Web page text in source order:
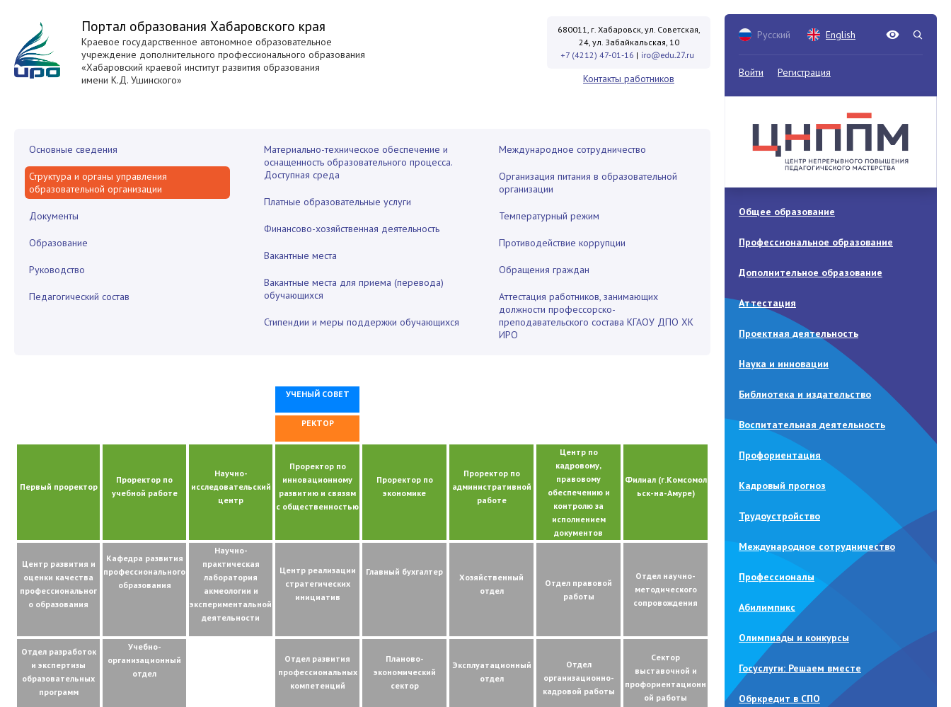
Русский English
Войти Регистрация
Общее образование
Профессиональное образование
Дополнительное образование
Аттестация
Проектная деятельность
Наука и инновации
Библиотека и издательство
Воспитательная деятельность
Профориентация
Кадровый прогноз
Трудоустройство
Международное сотрудничество
Профессионалы
Абилимпикс
Олимпиады и конкурсы
Госуслуги: Решаем вместе
Обркредит в СПО
Портал образования Хабаровского края
Краевое государственное автономное образовательное
учреждение дополнительного профессионального образования
«Хабаровский краевой институт развития образования
имени К.Д. Ушинского»
680011, г. Хабаровск, ул. Советская,
24, ул. Забайкальская, 10
+7 (4212) 47-01-16 |
Контакты работников
Основные сведения
Структура и органы управления
образовательной организации
Документы
Образование
Руководство
Педагогический состав
Материально-техническое обеспечение и
оснащенность образовательного процесса.
Доступная среда
Платные образовательные услуги
Финансово-хозяйственная деятельность
Вакантные места
Вакантные места для приема (перевода)
обучающихся
Стипендии и меры поддержки обучающихся
Международное сотрудничество
Организация питания в образовательной
организации
Температурный режим
Противодействие коррупции
Обращения граждан
Аттестация работников, занимающих
должности профессорско-
преподавательского состава КГАОУ ДПО ХК
ИРО
УЧЕНЫЙ СОВЕТ
РЕКТОР
Первый проректор
Проректор по
учебной работе
Научно-
исследовательский
центр
Проректор по
инновационному
развитию и связям
с общественностью
Проректор по
экономике
Проректор по
административной
работе
Центр по
кадровому,
правовому
обеспечению и
контролю за
исполнением
документов
Филиал (г.Комсомол
ьск-на-Амуре)
Центр развития и
оценки качества
профессиональног
о образования
Кафедра развития
профессионального
образования
Научно-
практическая
лаборатория
акмеологии и
экспериментальной
деятельности
Центр реализации
стратегических
инициатив
Главный бухгалтер
Хозяйственный
отдел
Отдел правовой
работы
Отдел научно-
методического
сопровождения
Отдел разработок
и экспертизы
образовательных
программ
Учебно-
организационный
отдел
Отдел развития
профессиональных
компетенций
Планово-
экономический
сектор
Эксплуатационный
отдел
Отдел
организационно-
кадровой работы
Сектор
выставочной и
профориентационн
ой работы